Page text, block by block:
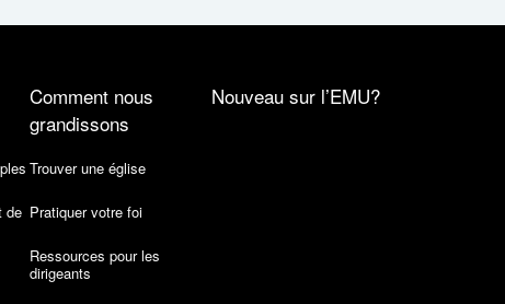
de
Comment nous
grandissons
Trouver une église
Pratiquer votre foi
Ressources pour les
dirigeants
Nouveau sur l’EMU?